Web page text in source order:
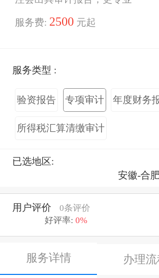
服务费: 2500 元起
服务类型 :
验资报告 专项审计 年度财务
所得税汇算清缴审计
已选地区:
安徽-合
用户评价
0条评价
好评率: 0%
服务详情 办理